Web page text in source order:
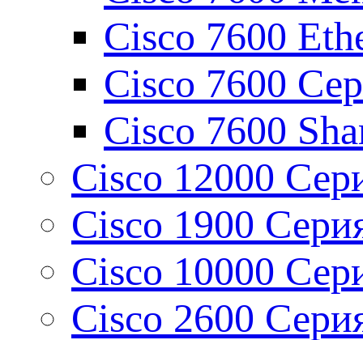
Cisco 7600
Cisco 7600
Cisco 7600
Cisco 12000
Cisco 1900
Cisco 10000
Cisco 2600